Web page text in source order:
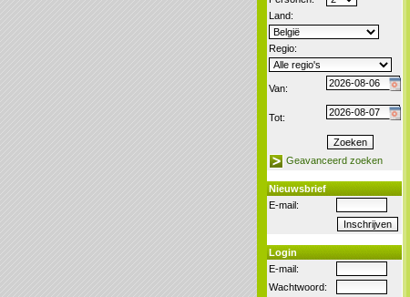
Land:
Regio:
Van:
Tot:
Geavanceerd zoeken
Nieuwsbrief
E-mail:
Login
E-mail:
Wachtwoord: